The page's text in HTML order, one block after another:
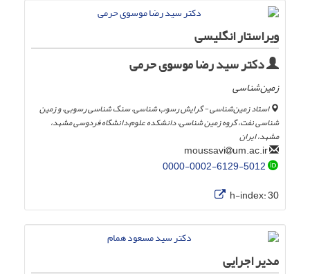
ویراستار انگلیسی
دکتر سید رضا موسوی حرمی
زمین‌شناسی
استاد زمین‌شناسی - گرایش رسوب شناسی، سنگ شناسی رسوبی، و زمین
شناسی نفت، گروه زمین شناسی، دانشکده علوم،دانشگاه فردوسی مشهد،
مشهد، ایران
um.ac.ir
0000-0002-6129-5012
h-index:30
مدیر اجرایی